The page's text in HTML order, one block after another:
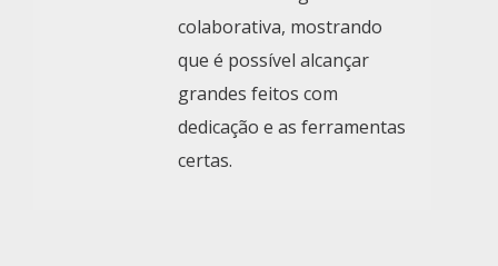
colaborativa, mostrando
que é possível alcançar
grandes feitos com
dedicação e as ferramentas
certas.